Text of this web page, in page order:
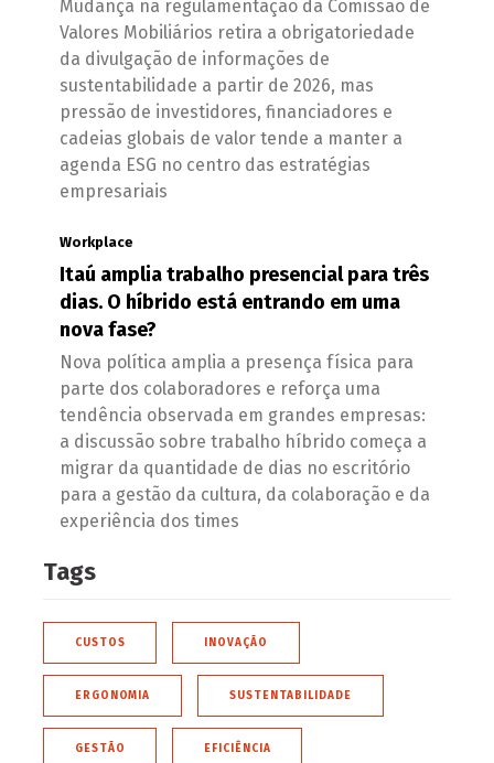
Mudança na regulamentação da Comissão de
Valores Mobiliários retira a obrigatoriedade
da divulgação de informações de
sustentabilidade a partir de 2026, mas
pressão de investidores, financiadores e
cadeias globais de valor tende a manter a
agenda ESG no centro das estratégias
empresariais
Workplace
Itaú amplia trabalho presencial para três
dias. O híbrido está entrando em uma
nova fase?
Nova política amplia a presença física para
parte dos colaboradores e reforça uma
tendência observada em grandes empresas:
a discussão sobre trabalho híbrido começa a
migrar da quantidade de dias no escritório
para a gestão da cultura, da colaboração e da
experiência dos times
Tags
CUSTOS INOVAÇÃO
ERGONOMIA SUSTENTABILIDADE
GESTÃO EFICIÊNCIA